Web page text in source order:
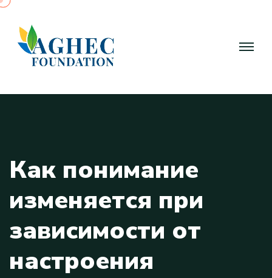
Как понимание
изменяется при
зависимости от
настроения